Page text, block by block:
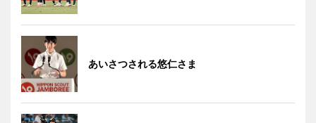
あいさつされる悠仁さま